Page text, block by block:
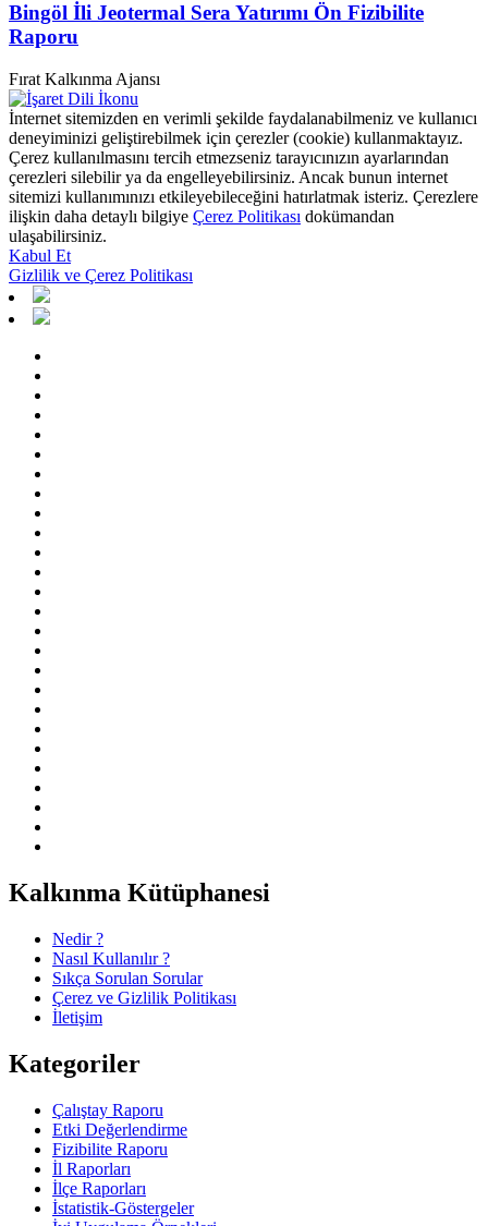
Bingöl İli Jeotermal Sera Yatırımı Ön Fizibilite
Raporu
Fırat Kalkınma Ajansı
İnternet sitemizden en verimli şekilde faydalanabilmeniz ve kullanıcı
deneyiminizi geliştirebilmek için çerezler (cookie) kullanmaktayız.
Çerez kullanılmasını tercih etmezseniz tarayıcınızın ayarlarından
çerezleri silebilir ya da engelleyebilirsiniz. Ancak bunun internet
sitemizi kullanımınızı etkileyebileceğini hatırlatmak isteriz. Çerezlere
ilişkin daha detaylı bilgiye Çerez Politikası dokümandan
ulaşabilirsiniz.
Kabul Et
Gizlilik ve Çerez Politikası
Kalkınma Kütüphanesi
Nedir ?
Nasıl Kullanılır ?
Sıkça Sorulan Sorular
Çerez ve Gizlilik Politikası
İletişim
Kategoriler
Çalıştay Raporu
Etki Değerlendirme
Fizibilite Raporu
İl Raporları
İlçe Raporları
İstatistik-Göstergeler